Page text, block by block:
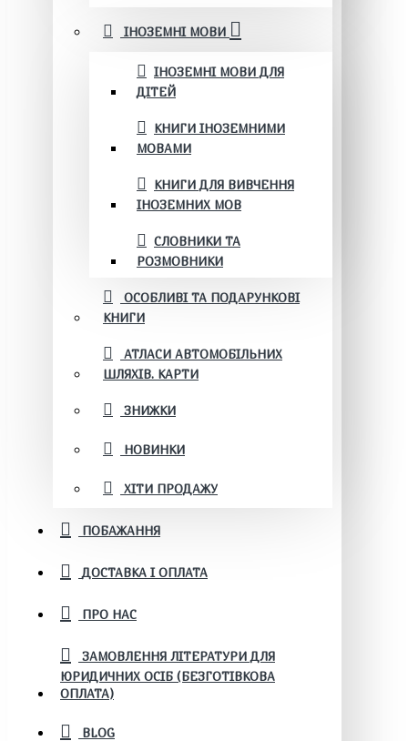
ІНОЗЕМНІ МОВИ
ІНОЗЕМНІ МОВИ ДЛЯ
ДІТЕЙ
КНИГИ ІНОЗЕМНИМИ
МОВАМИ
КНИГИ ДЛЯ ВИВЧЕННЯ
ІНОЗЕМНИХ МОВ
СЛОВНИКИ ТА
РОЗМОВНИКИ
ОСОБЛИВІ ТА ПОДАРУНКОВІ
КНИГИ
АТЛАСИ АВТОМОБІЛЬНИХ
ШЛЯХІВ. КАРТИ
ЗНИЖКИ
НОВИНКИ
ХІТИ ПРОДАЖУ
ПОБАЖАННЯ
ДОСТАВКА І ОПЛАТА
ПРО НАС
ЗАМОВЛЕННЯ ЛІТЕРАТУРИ ДЛЯ
ЮРИДИЧНИХ ОСІБ (БЕЗГОТІВКОВА
ОПЛАТА)
BLOG